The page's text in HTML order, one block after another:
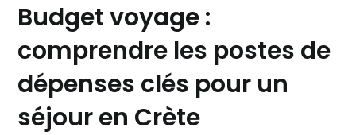
Budget voyage :
comprendre les postes de
dépenses clés pour un
séjour en Crète